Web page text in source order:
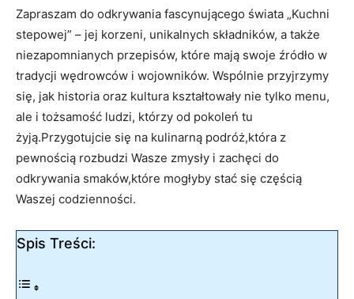
Zapraszam do odkrywania fascynującego świata⁢ „Kuchni
stepowej” – jej korzeni, ​unikalnych składników, ‍a także
niezapomnianych przepisów, które‍ mają swoje źródło w
tradycji wędrowców​ i wojowników. Wspólnie przyjrzymy
się, jak historia oraz kultura kształtowały⁢ nie tylko menu,
ale i tożsamość ludzi, którzy od pokoleń tu
⁤żyją.Przygotujcie się na kulinarną podróż,która z
pewnością rozbudzi Wasze zmysły⁣ i zachęci​ do
odkrywania smaków,które mogłyby stać ⁤się częścią
Waszej codzienności.
Spis Treści: